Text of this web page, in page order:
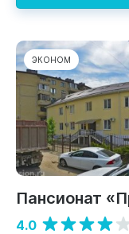
ЭКОНОМ
Пансионат
4.0